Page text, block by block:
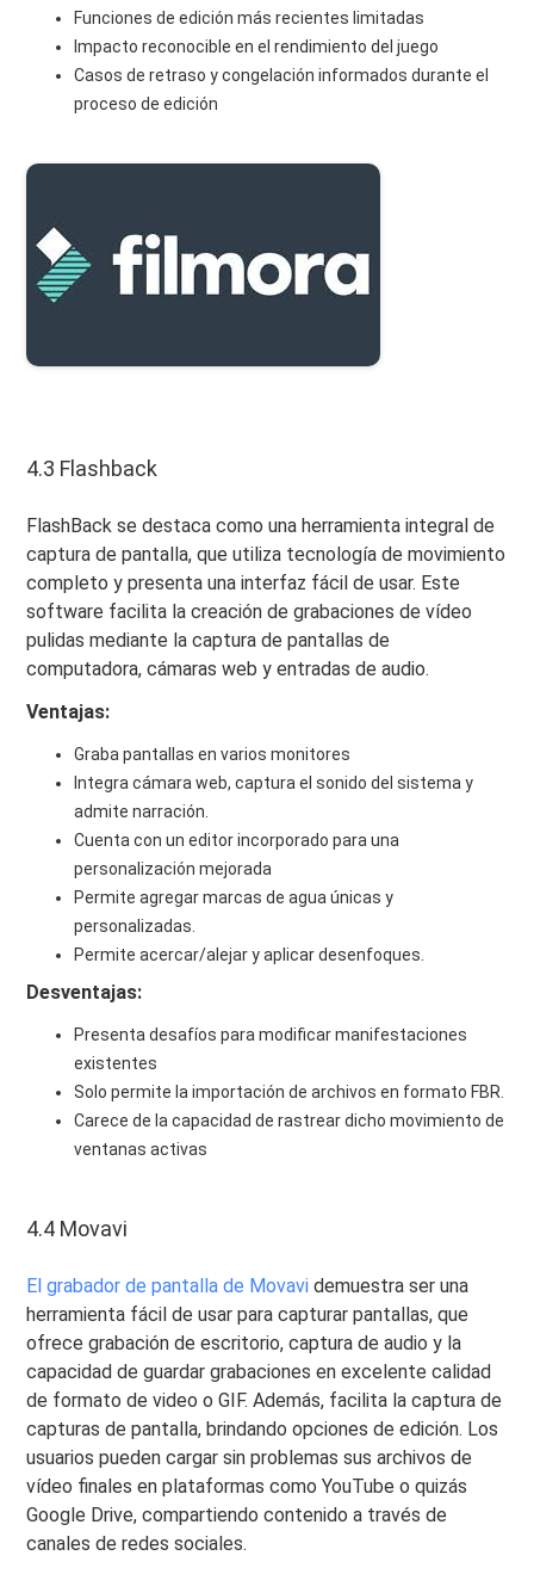
Funciones de edición más recientes limitadas
Impacto reconocible en el rendimiento del juego
Casos de retraso y congelación informados durante el
proceso de edición
4.3 Flashback
FlashBack se destaca como una herramienta integral de
captura de pantalla, que utiliza tecnología de movimiento
completo y presenta una interfaz fácil de usar. Este
software facilita la creación de grabaciones de vídeo
pulidas mediante la captura de pantallas de
computadora, cámaras web y entradas de audio.
Ventajas:
Graba pantallas en varios monitores
Integra cámara web, captura el sonido del sistema y
admite narración.
Cuenta con un editor incorporado para una
personalización mejorada
Permite agregar marcas de agua únicas y
personalizadas.
Permite acercar/alejar y aplicar desenfoques.
Desventajas:
Presenta desafíos para modificar manifestaciones
existentes
Solo permite la importación de archivos en formato FBR.
Carece de la capacidad de rastrear dicho movimiento de
ventanas activas
4.4 Movavi
El grabador de pantalla de Movavi demuestra ser una
herramienta fácil de usar para capturar pantallas, que
ofrece grabación de escritorio, captura de audio y la
capacidad de guardar grabaciones en excelente calidad
de formato de video o GIF. Además, facilita la captura de
capturas de pantalla, brindando opciones de edición. Los
usuarios pueden cargar sin problemas sus archivos de
vídeo finales en plataformas como YouTube o quizás
Google Drive, compartiendo contenido a través de
canales de redes sociales.